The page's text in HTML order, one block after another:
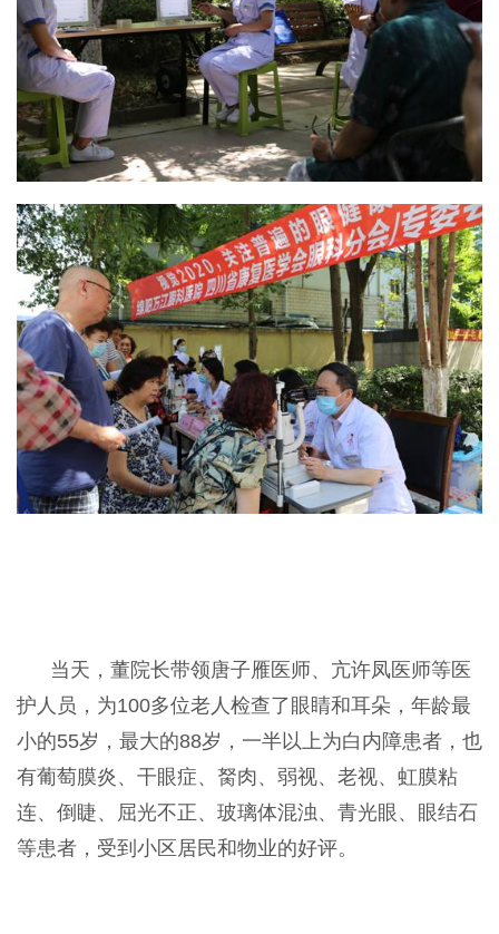
当天，董院长带领唐子雁医师、亢许凤医师等医
护人员，为100多位老人检查了眼睛和耳朵，年龄最
小的55岁，最大的88岁，一半以上为白内障患者，也
有葡萄膜炎、干眼症、胬肉、弱视、老视、虹膜粘
连、倒睫、屈光不正、玻璃体混浊、青光眼、眼结石
等患者，受到小区居民和物业的好评。